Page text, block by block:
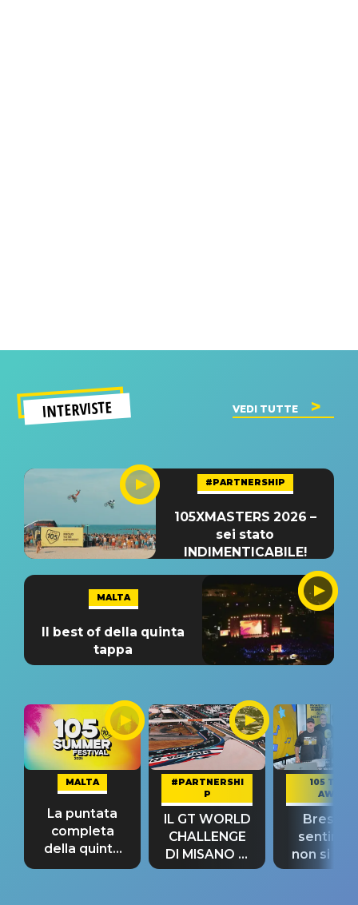
INTERVISTE VEDI TUTTE
#PARTNERSHIP
105XMASTERS 2026 –
sei stato
INDIMENTICABILE!
MALTA
Il best of della quinta
tappa
MALTA
La puntata
completa
della quinta
tappa
#PARTNERSHI
P
IL GT WORLD
CHALLENGE
DI MISANO si
riconferma
105 TAKE
AWAY
Bresh:
non si
fino alla